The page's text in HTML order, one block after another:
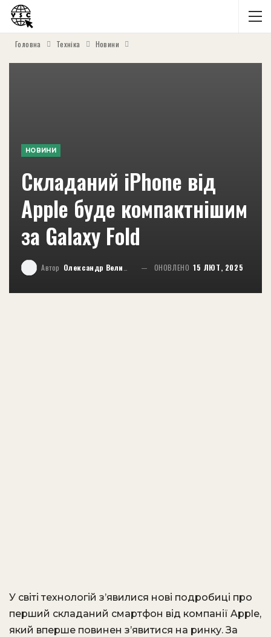
Головна Техніка Новини
НОВИНИ
Складаний iPhone від
Apple буде компактнішим
за Galaxy Fold
Автор Олександр Великий ОНОВЛЕНО 15 ЛЮТ, 2025
У світі технологій з’явилися нові подробиці про
перший складаний смартфон від компанії Apple,
який вперше повинен з’явитися на ринку. За